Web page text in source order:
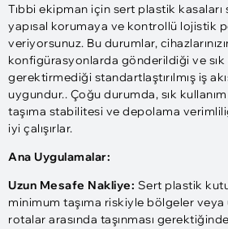
Tıbbi ekipman için sert plastik
yapısal korumaya ve kontrollü lojistik
veriyorsunuz. Bu durumlar,
konfigürasyonlarda gönderildiği ve sık
gerektirmediği standartlaştırılmış iş
uygundur.. Çoğu durumda, sık
taşıma stabilitesi ve depolama
iyi çalışırlar.
Ana Uygulamalar:
Uzun Mesafe Nakliye: Sert plastik
minimum taşıma riskiyle bölgeler veya
rotalar arasında taşınması